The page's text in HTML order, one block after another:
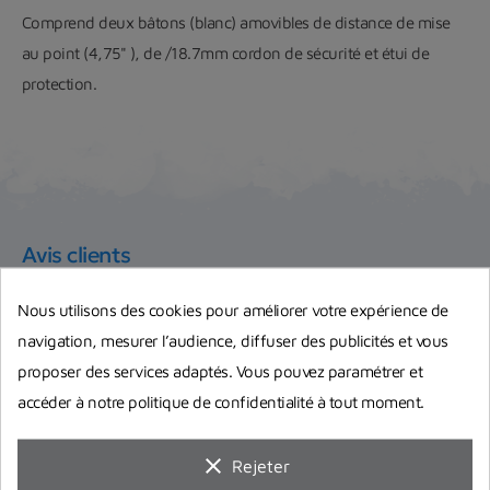
Comprend deux bâtons (blanc) amovibles de distance de mise
au point (4,75" ), de /18.7mm cordon de sécurité et étui de
protection.
Avis clients
10/10
Basé sur 1 avis
Nous utilisons des cookies pour améliorer votre expérience de
navigation, mesurer l’audience, diffuser des publicités et vous
proposer des services adaptés. Vous pouvez paramétrer et
accéder à notre politique de confidentialité à tout moment.
clear Rejeter